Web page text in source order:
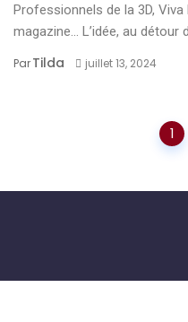
Professionnels de la 3D, Viva
magazine… L’idée, au
ParTilda juillet 13, 2024
1